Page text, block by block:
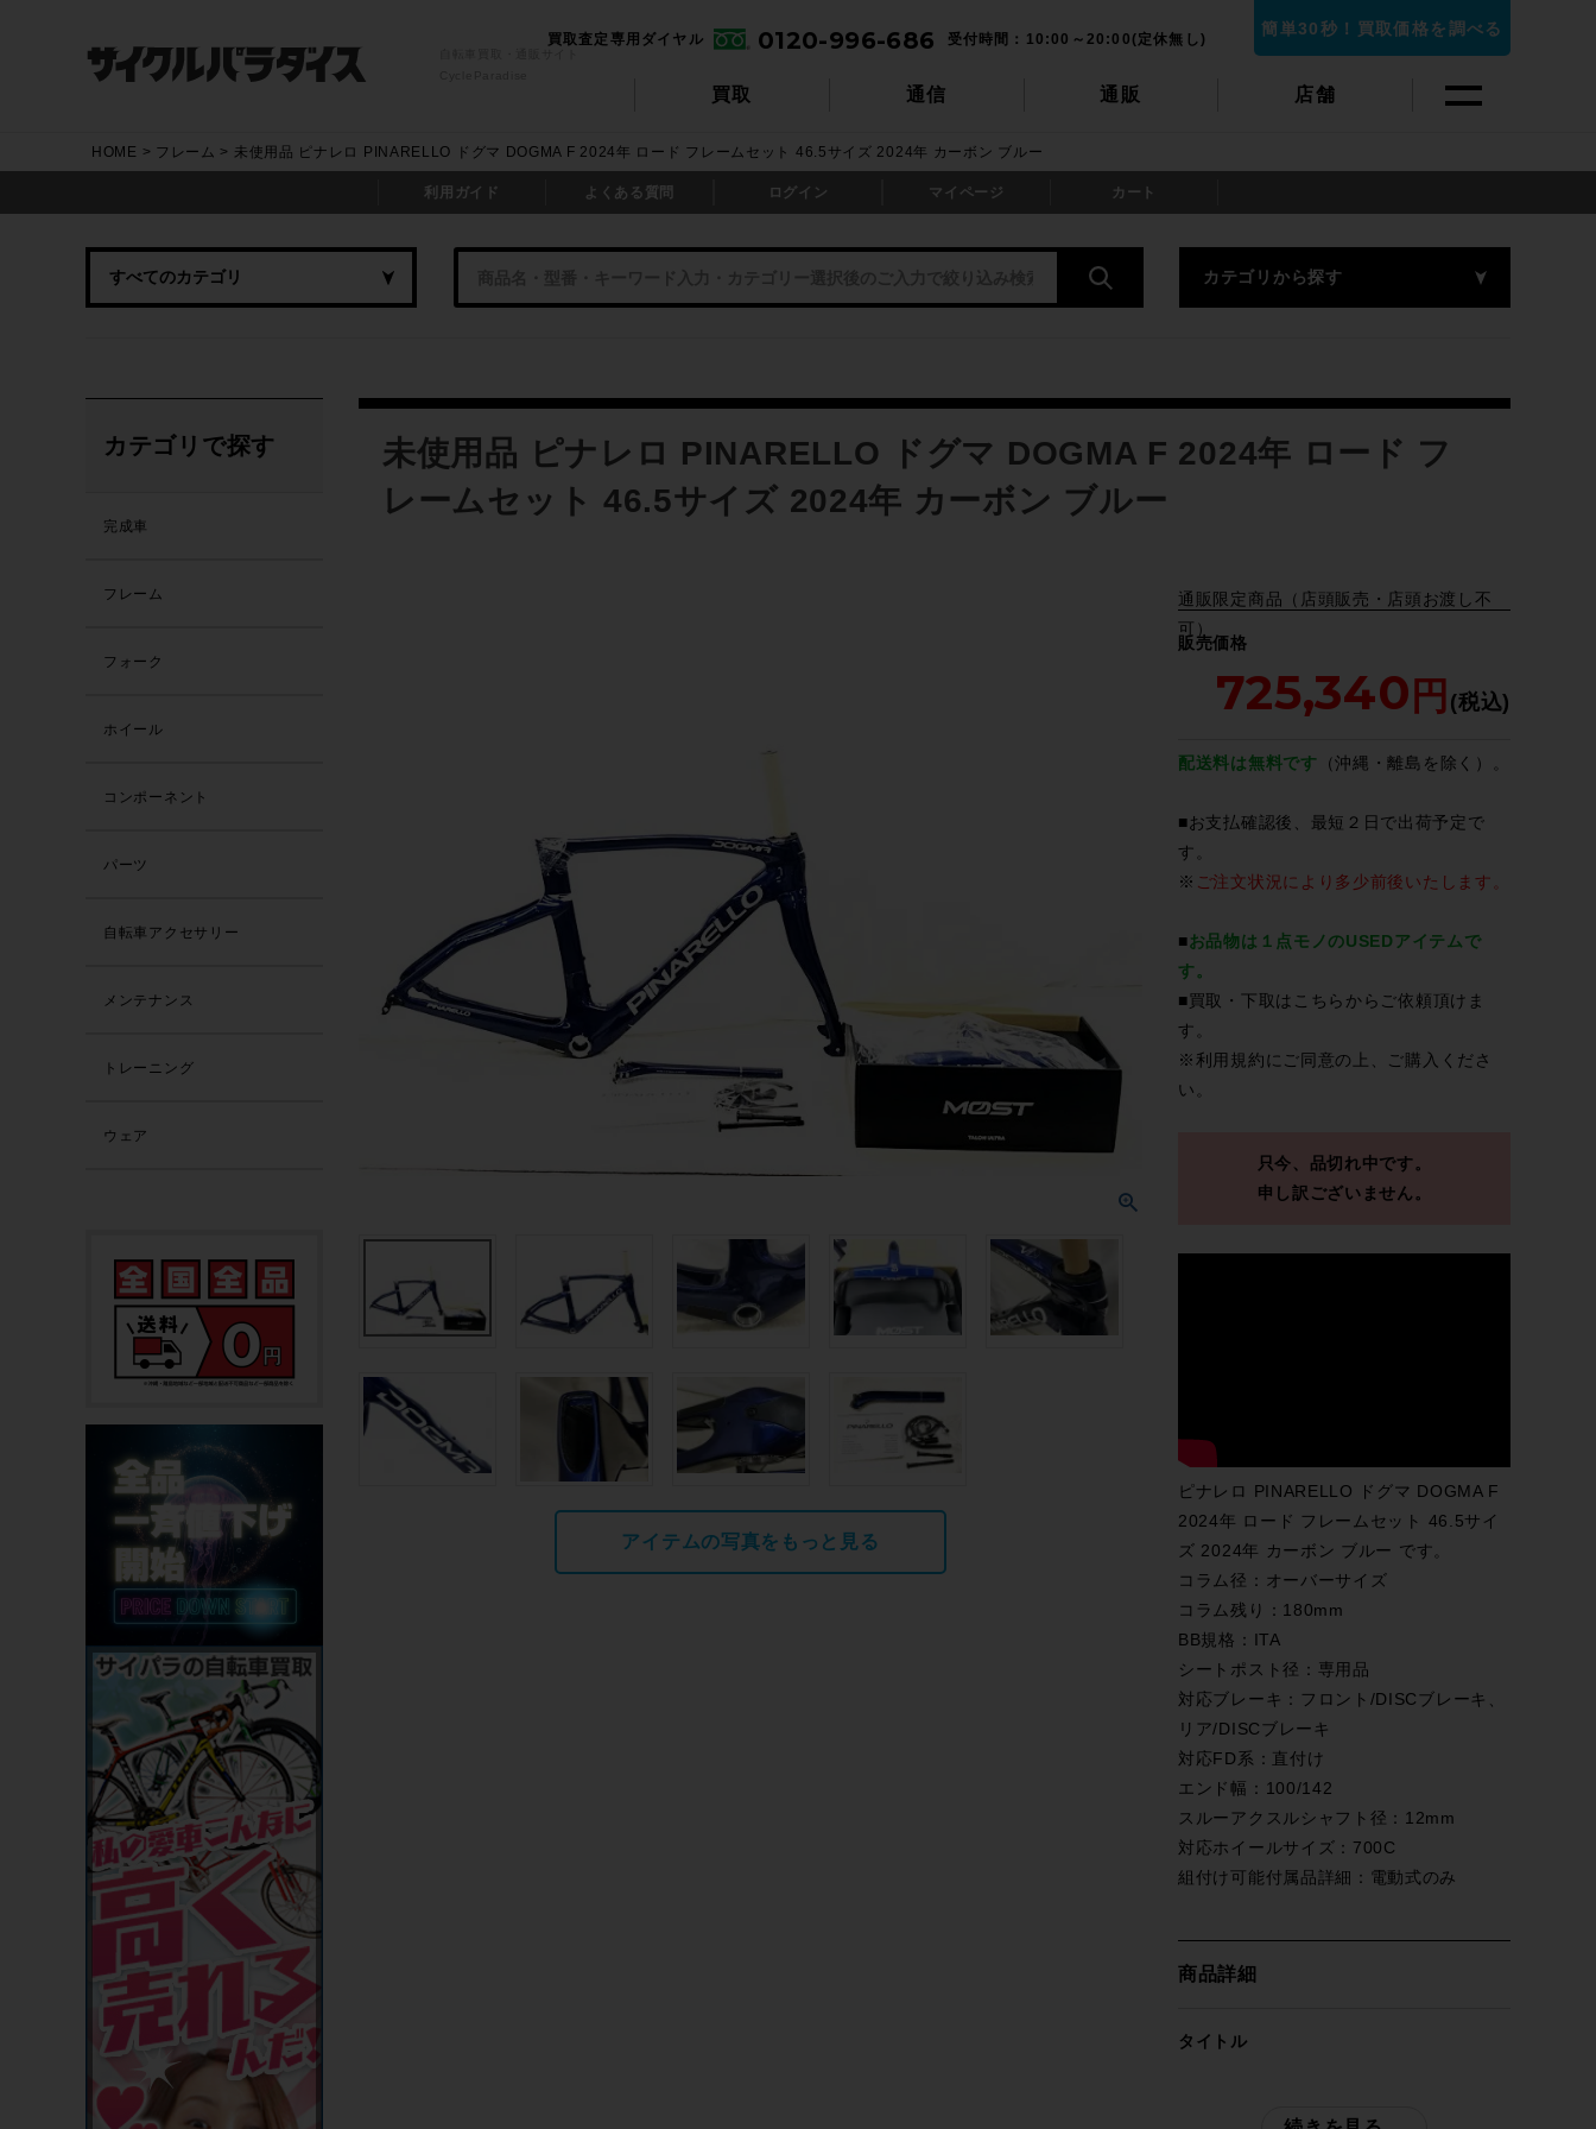
買取 通信 通販 店舗
買取査定専用ダイヤル 0120-996-686 受付時間：10:00～20:00(定休無し)
簡単30秒！買取価格を調べる
HOME フレーム 未使用品 ピナレロ PINARELLO ドグマ DOGMA F 2024年 ロード フレームセット 46.5サイズ 2024年 カーボン ブルー
利用ガイド よくある質問 ログイン マイページ カート
カテゴリから探す
未使用品 ピナレロ PINARELLO ドグマ DOGMA F 2024年 ロード フ
レームセット 46.5サイズ 2024年 カーボン ブルー
アイテムの写真をもっと見る
販売価格
725,340
通販限定商品（店頭販売・店頭お渡し不
可）
配送料は無料です （沖縄・離島を除く）。
■お支払確認後、最短２日で出荷予定で
す。
※ ご注文状況により多少前後いたします。
■お品物は１点モノのUSEDアイテムで
す。
■買取・下取は こちら からご依頼頂けま
す。
※利用規約にご同意の上、ご購入くださ
い。
只今、品切れ中です。
申し訳ございません。
ピナレロ PINARELLO ドグマ DOGMA F
2024年 ロード フレームセット 46.5サイ
ズ 2024年 カーボン ブルー です。
コラム径：オーバーサイズ
コラム残り：180mm
BB規格：ITA
シートポスト径：専用品
対応ブレーキ：フロント/DISCブレーキ、
リア/DISCブレーキ
対応FD系：直付け
エンド幅：100/142
スルーアクスルシャフト径：12mm
対応ホイールサイズ：700C
組付け可能付属品詳細：電動式のみ
商品詳細
タイトル
カテゴリで探す
完成車
フレーム
フォーク
ホイール
コンポーネント
パーツ
自転車アクセサリー
メンテナンス
トレーニング
ウェア